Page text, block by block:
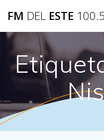
FM DEL ESTE 100.5